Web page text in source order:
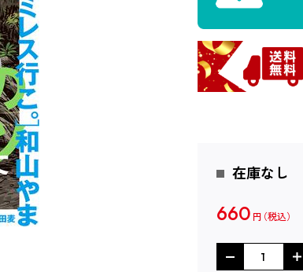
在庫なし
660 円